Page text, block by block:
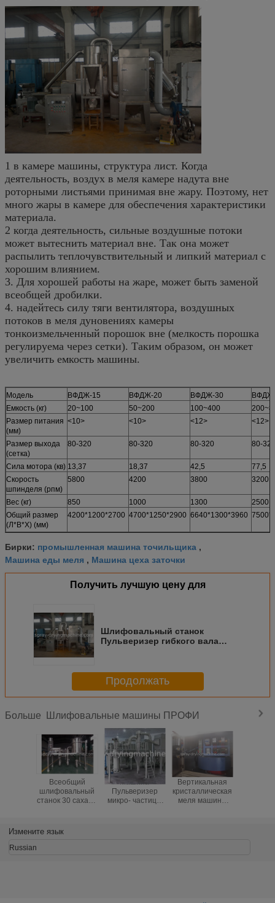
1 в камере машины, структура лист. Когда
деятельность, воздух в меля камере надута вне
роторными листьями принимая вне жару. Поэтому, нет
много жары в камере для обеспечения характеристики
материала.
2 когда деятельность, сильные воздушные потоки
может вытеснить материал вне. Так она может
распылить теплочувствительный и липкий материал с
хорошим влиянием.
3. Для хорошей работы на жаре, может быть заменой
всеобщей дробилки.
4. надейтесь силу тяги вентилятора, воздушных
потоков в меля дуновениях камеры
тонкоизмельченный порошок вне (мелкость порошка
регулируема через сетки). Таким образом, он может
увеличить емкость машины.
Модель ВФДЖ-15 ВФДЖ-20 ВФДЖ-30
Емкость (кг)
20~100 50~200 100~400
Размер питания
(мм)
<10> <10> <12> <12>
Размер выхода
(сетка)
80-320 80-320 80-320 80-320
Сила мотора (кв) 13,37 18,37 42,5
77,5
Скорость
шпинделя (рпм)
5800 4200 3800 3200
Вес (кг) 850 1000 1300
2500
Общий размер
(Л*В*Х) (мм)
4200*1200*2700 4700*1250*2900 6640*1300*3960
Бирки: промышленная машина точильщика ,
Машина еды меля , Машина цеха заточки
Получить лучшую цену для
Шлифовальный станок
Пульверизер гибкого вала
точильщика
Продолжать
Больше Шлифовальные машины ПРОФИ
Всеобщий
шлифовальный
станок 30 сахара
стали - 300кг/
емкость х
Машина
Пульверизер
микро- частицы
Вертикальная
кристаллическая
меля машина
Измените язык
Russian